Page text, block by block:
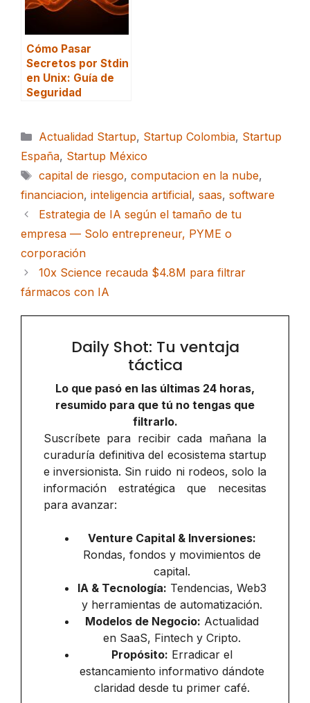
Cómo Pasar
Secretos por Stdin
en Unix: Guía de
Seguridad
Categorías
Actualidad Startup, Startup Colombia, Startup
España, Startup México
Etiquetas
capital de riesgo, computacion en la nube,
financiacion, inteligencia artificial, saas, software
Estrategia de IA según el tamaño de tu
empresa — Solo entrepreneur, PYME o
corporación
10x Science recauda $4.8M para filtrar
fármacos con IA
Daily Shot: Tu ventaja
táctica
Lo que pasó en las últimas 24 horas,
resumido para que tú no tengas que
filtrarlo.
Suscríbete para recibir cada mañana la
curaduría definitiva del ecosistema startup
e inversionista. Sin ruido ni rodeos, solo la
información estratégica que necesitas
para avanzar:
Venture Capital & Inversiones:
Rondas, fondos y movimientos de
capital.
IA & Tecnología: Tendencias, Web3
y herramientas de automatización.
Modelos de Negocio: Actualidad
en SaaS, Fintech y Cripto.
Propósito: Erradicar el
estancamiento informativo dándote
claridad desde tu primer café.